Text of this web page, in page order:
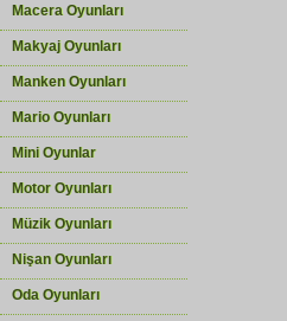
Macera Oyunları
Makyaj Oyunları
Manken Oyunları
Mario Oyunları
Mini Oyunlar
Motor Oyunları
Müzik Oyunları
Nişan Oyunları
Oda Oyunları